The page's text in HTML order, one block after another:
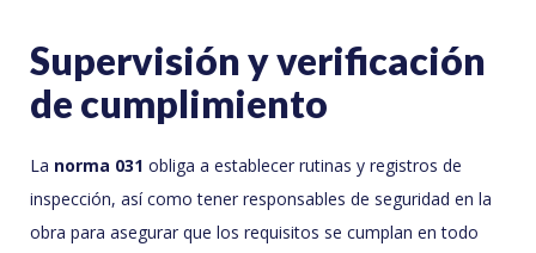
Supervisión y verificación
de cumplimiento
La norma 031 obliga a establecer rutinas y registros de
inspección, así como tener responsables de seguridad en la
obra para asegurar que los requisitos se cumplan en todo